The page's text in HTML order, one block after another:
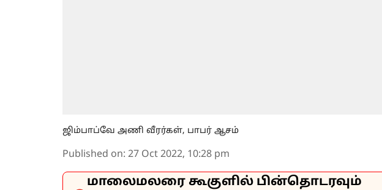
ஜிம்பாப்வே அணி வீரர்கள், பாபர் ஆசம்
Published on: 27 Oct 2022, 10:28 pm
மாலைமலரை கூகுளில் பின்தொடரவும்